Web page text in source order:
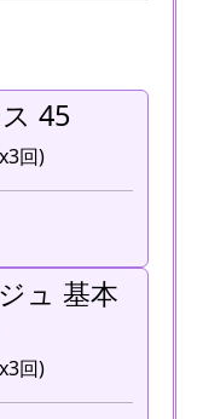
45
回)
ュ 基本
回)